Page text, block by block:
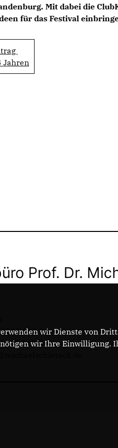
Mit dabei die
für das Festival
Jahren
Prof. Dr.
289 162 38
289 162 39
wir Dienste von
wir Ihre Einwilligung.